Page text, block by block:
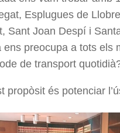
Esplugues de
Sant Joan Despí i
ens preocupa a tots els
de transport
propòsit és potenciar